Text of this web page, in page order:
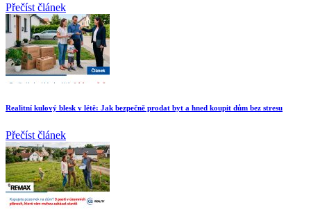
Přečíst článek
Realitní kulový blesk v létě: Jak bezpečně prodat byt a hned koupit dům bez stresu
Přečíst článek